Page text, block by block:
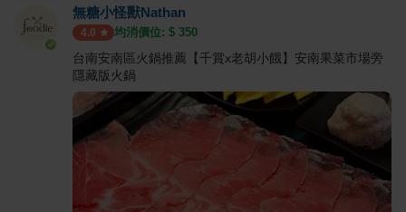
無糖小怪獸Nathan
4.0 均消價位: $ 350
台南安南區火鍋推薦【千賞x老胡小餓】安南果菜市場旁
隱藏版火鍋